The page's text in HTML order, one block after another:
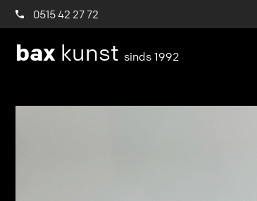
0515 42 27 72
bax kunst sinds 1992